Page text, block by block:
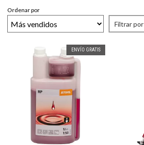
Ordenar por
Filtrar por
ENVÍO GRATIS